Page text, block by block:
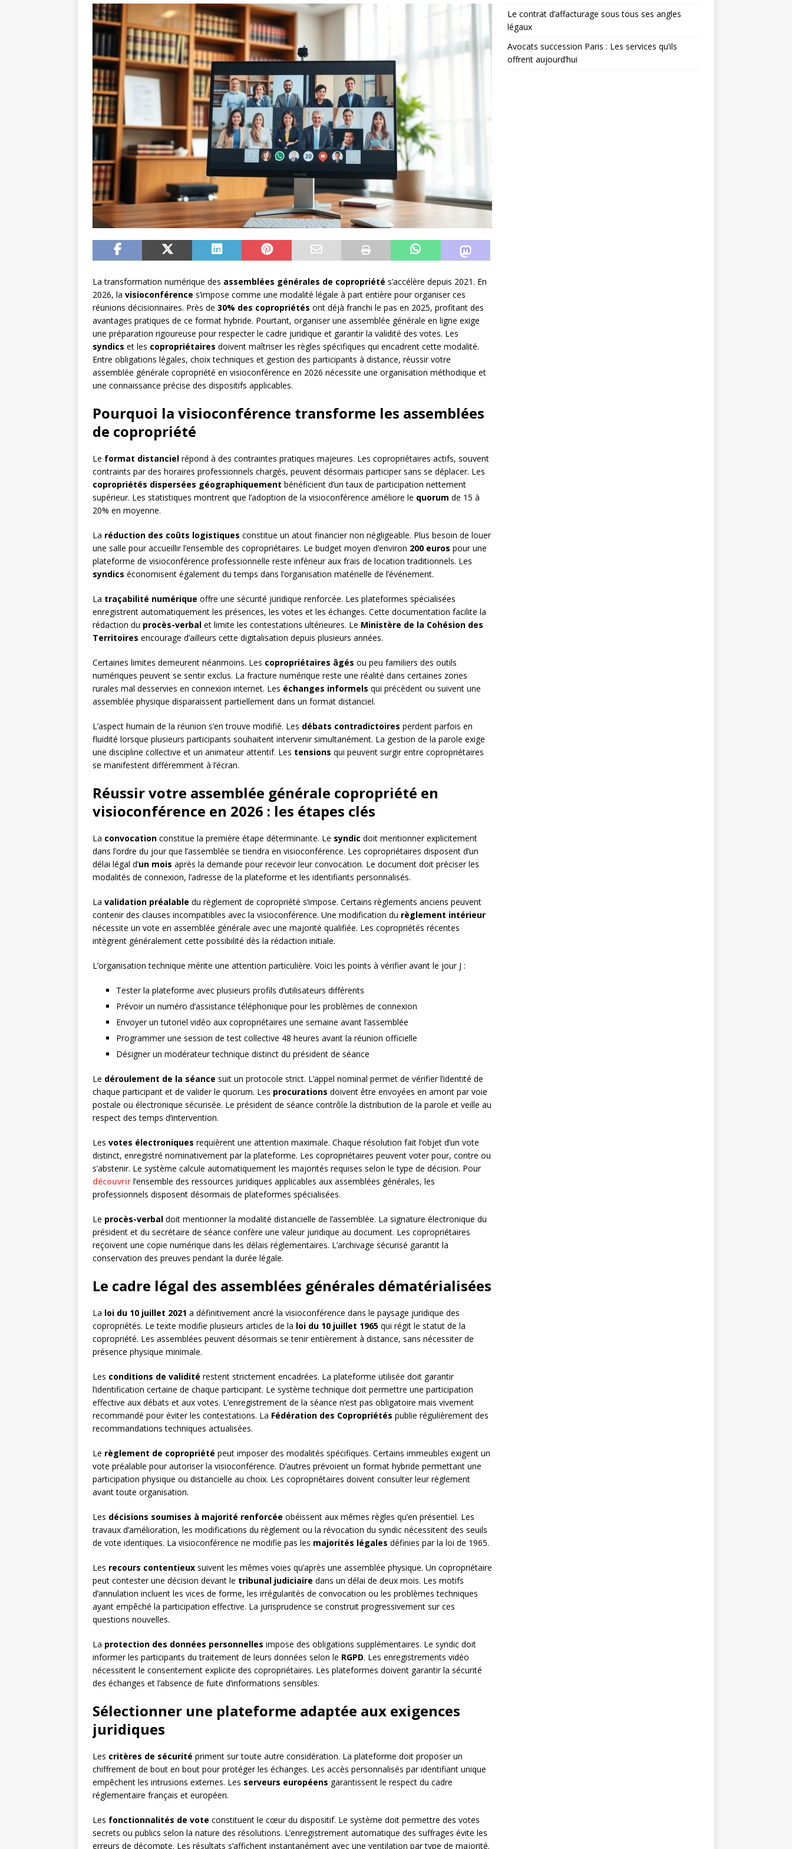
La transformation numérique des assemblées générales de copropriété s’accélère depuis 2021. En
2026, la visioconférence s’impose comme une modalité légale à part entière pour organiser ces
réunions décisionnaires. Près de 30% des copropriétés ont déjà franchi le pas en 2025, profitant des
avantages pratiques de ce format hybride. Pourtant, organiser une assemblée générale en ligne exige
une préparation rigoureuse pour respecter le cadre juridique et garantir la validité des votes. Les
syndics et les copropriétaires doivent maîtriser les règles spécifiques qui encadrent cette modalité.
Entre obligations légales, choix techniques et gestion des participants à distance, réussir votre
assemblée générale copropriété en visioconférence en 2026 nécessite une organisation méthodique et
une connaissance précise des dispositifs applicables.
Pourquoi la visioconférence transforme les assemblées
de copropriété
Le format distanciel répond à des contraintes pratiques majeures. Les copropriétaires actifs, souvent
contraints par des horaires professionnels chargés, peuvent désormais participer sans se déplacer. Les
copropriétés dispersées géographiquement bénéficient d’un taux de participation nettement
supérieur. Les statistiques montrent que l’adoption de la visioconférence améliore le quorum de 15 à
20% en moyenne.
La réduction des coûts logistiques constitue un atout financier non négligeable. Plus besoin de louer
une salle pour accueillir l’ensemble des copropriétaires. Le budget moyen d’environ 200 euros pour une
plateforme de visioconférence professionnelle reste inférieur aux frais de location traditionnels. Les
syndics économisent également du temps dans l’organisation matérielle de l’événement.
La traçabilité numérique offre une sécurité juridique renforcée. Les plateformes spécialisées
enregistrent automatiquement les présences, les votes et les échanges. Cette documentation facilite la
rédaction du procès-verbal et limite les contestations ultérieures. Le Ministère de la Cohésion des
Territoires encourage d’ailleurs cette digitalisation depuis plusieurs années.
Certaines limites demeurent néanmoins. Les copropriétaires âgés ou peu familiers des outils
numériques peuvent se sentir exclus. La fracture numérique reste une réalité dans certaines zones
rurales mal desservies en connexion internet. Les échanges informels qui précèdent ou suivent une
assemblée physique disparaissent partiellement dans un format distanciel.
L’aspect humain de la réunion s’en trouve modifié. Les débats contradictoires perdent parfois en
fluidité lorsque plusieurs participants souhaitent intervenir simultanément. La gestion de la parole exige
une discipline collective et un animateur attentif. Les tensions qui peuvent surgir entre copropriétaires
se manifestent différemment à l’écran.
Réussir votre assemblée générale copropriété en
visioconférence en 2026 : les étapes clés
La convocation constitue la première étape déterminante. Le syndic doit mentionner explicitement
dans l’ordre du jour que l’assemblée se tiendra en visioconférence. Les copropriétaires disposent d’un
délai légal d’un mois après la demande pour recevoir leur convocation. Le document doit préciser les
modalités de connexion, l’adresse de la plateforme et les identifiants personnalisés.
La validation préalable du règlement de copropriété s’impose. Certains règlements anciens peuvent
contenir des clauses incompatibles avec la visioconférence. Une modification du règlement intérieur
nécessite un vote en assemblée générale avec une majorité qualifiée. Les copropriétés récentes
intègrent généralement cette possibilité dès la rédaction initiale.
L’organisation technique mérite une attention particulière. Voici les points à vérifier avant le jour J :
Tester la plateforme avec plusieurs profils d’utilisateurs différents
Prévoir un numéro d’assistance téléphonique pour les problèmes de connexion
Envoyer un tutoriel vidéo aux copropriétaires une semaine avant l’assemblée
Programmer une session de test collective 48 heures avant la réunion officielle
Désigner un modérateur technique distinct du président de séance
Le déroulement de la séance suit un protocole strict. L’appel nominal permet de vérifier l’identité de
chaque participant et de valider le quorum. Les procurations doivent être envoyées en amont par voie
postale ou électronique sécurisée. Le président de séance contrôle la distribution de la parole et veille au
respect des temps d’intervention.
Les votes électroniques requièrent une attention maximale. Chaque résolution fait l’objet d’un vote
distinct, enregistré nominativement par la plateforme. Les copropriétaires peuvent voter pour, contre ou
s’abstenir. Le système calcule automatiquement les majorités requises selon le type de décision. Pour
découvrir l’ensemble des ressources juridiques applicables aux assemblées générales, les
professionnels disposent désormais de plateformes spécialisées.
Le procès-verbal doit mentionner la modalité distancielle de l’assemblée. La signature électronique du
président et du secrétaire de séance confère une valeur juridique au document. Les copropriétaires
reçoivent une copie numérique dans les délais réglementaires. L’archivage sécurisé garantit la
conservation des preuves pendant la durée légale.
Le cadre légal des assemblées générales dématérialisées
La loi du 10 juillet 2021 a définitivement ancré la visioconférence dans le paysage juridique des
copropriétés. Le texte modifie plusieurs articles de la loi du 10 juillet 1965 qui régit le statut de la
copropriété. Les assemblées peuvent désormais se tenir entièrement à distance, sans nécessiter de
présence physique minimale.
Les conditions de validité restent strictement encadrées. La plateforme utilisée doit garantir
l’identification certaine de chaque participant. Le système technique doit permettre une participation
effective aux débats et aux votes. L’enregistrement de la séance n’est pas obligatoire mais vivement
recommandé pour éviter les contestations. La Fédération des Copropriétés publie régulièrement des
recommandations techniques actualisées.
Le règlement de copropriété peut imposer des modalités spécifiques. Certains immeubles exigent un
vote préalable pour autoriser la visioconférence. D’autres prévoient un format hybride permettant une
participation physique ou distancielle au choix. Les copropriétaires doivent consulter leur règlement
avant toute organisation.
Les décisions soumises à majorité renforcée obéissent aux mêmes règles qu’en présentiel. Les
travaux d’amélioration, les modifications du règlement ou la révocation du syndic nécessitent des seuils
de vote identiques. La visioconférence ne modifie pas les majorités légales définies par la loi de 1965.
Les recours contentieux suivent les mêmes voies qu’après une assemblée physique. Un copropriétaire
peut contester une décision devant le tribunal judiciaire dans un délai de deux mois. Les motifs
d’annulation incluent les vices de forme, les irrégularités de convocation ou les problèmes techniques
ayant empêché la participation effective. La jurisprudence se construit progressivement sur ces
questions nouvelles.
La protection des données personnelles impose des obligations supplémentaires. Le syndic doit
informer les participants du traitement de leurs données selon le RGPD. Les enregistrements vidéo
nécessitent le consentement explicite des copropriétaires. Les plateformes doivent garantir la sécurité
des échanges et l’absence de fuite d’informations sensibles.
Sélectionner une plateforme adaptée aux exigences
juridiques
Les critères de sécurité priment sur toute autre considération. La plateforme doit proposer un
chiffrement de bout en bout pour protéger les échanges. Les accès personnalisés par identifiant unique
empêchent les intrusions externes. Les serveurs européens garantissent le respect du cadre
réglementaire français et européen.
Les fonctionnalités de vote constituent le cœur du dispositif. Le système doit permettre des votes
secrets ou publics selon la nature des résolutions. L’enregistrement automatique des suffrages évite les
erreurs de décompte. Les résultats s’affichent instantanément avec une ventilation par type de majorité.
Le contrat d’affacturage sous tous ses angles
légaux
Avocats succession Paris : Les services qu’ils
offrent aujourd’hui